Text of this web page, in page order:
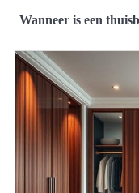
Wanneer is een